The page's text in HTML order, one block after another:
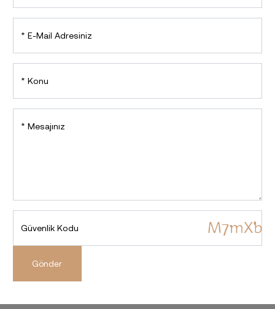
* E-Mail Adresiniz
* Konu
* Mesajınız
Güvenlik Kodu
Gönder